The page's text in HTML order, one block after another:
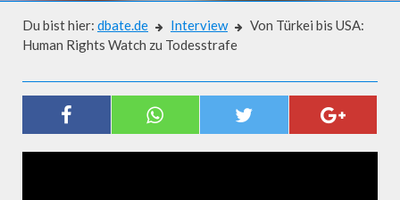
Du bist hier: dbate.de Interview
Von Türkei bis USA:
Human Rights Watch zu Todesstrafe
VON TÜRKEI BIS USA: HUMAN
RIGHTS WATCH ZU TODESSTRAFE